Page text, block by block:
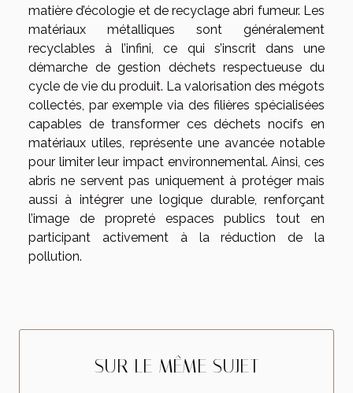
matière d’écologie et de recyclage abri fumeur. Les
matériaux métalliques sont généralement
recyclables à l’infini, ce qui s’inscrit dans une
démarche de gestion déchets respectueuse du
cycle de vie du produit. La valorisation des mégots
collectés, par exemple via des filières spécialisées
capables de transformer ces déchets nocifs en
matériaux utiles, représente une avancée notable
pour limiter leur impact environnemental. Ainsi, ces
abris ne servent pas uniquement à protéger mais
aussi à intégrer une logique durable, renforçant
l’image de propreté espaces publics tout en
participant activement à la réduction de la
pollution.
SUR LE MÊME SUJET